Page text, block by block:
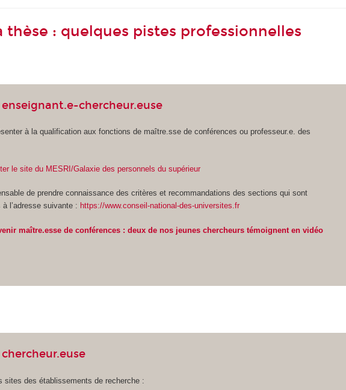
thèse : quelques pistes professionnelles
chercheur.euse
à la qualification aux fonctions de maître.sse de conférences ou professeur.e. des
le site du MESRI/Galaxie des personnels du supérieur
de prendre connaissance des critères et recommandations des sections qui sont
l’adresse suivante : https://www.conseil-national-des-universites.fr
maître.esse de conférences : deux de nos jeunes chercheurs témoignent en vidéo
sites des établissements de recherche :